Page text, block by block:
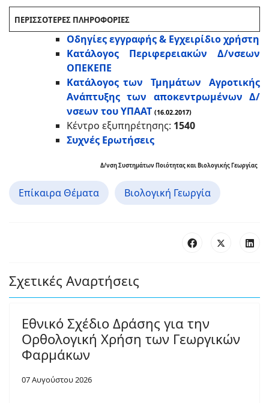
ΠΕΡΙΣΣΟΤΕΡΕΣ ΠΛΗΡΟΦΟΡΙΕΣ
Οδηγίες εγγραφής & Εγχειρίδιο χρήστη
Κατάλογος Περιφερειακών Δ/νσεων
ΟΠΕΚΕΠΕ
Κατάλογος των Τμημάτων Αγροτικής
Ανάπτυξης των αποκεντρωμένων Δ/
νσεων του ΥΠΑΑΤ (16.02.2017)
Κέντρο εξυπηρέτησης: 1540
Συχνές Ερωτήσεις
Δ/νση Συστημάτων Ποιότητας και Βιολογικής Γεωργίας
Επίκαιρα Θέματα Βιολογική Γεωργία
Σχετικές Αναρτήσεις
Εθνικό Σχέδιο Δράσης για την
Ορθολογική Χρήση των Γεωργικών
Φαρμάκων
07 Αυγούστου 2026